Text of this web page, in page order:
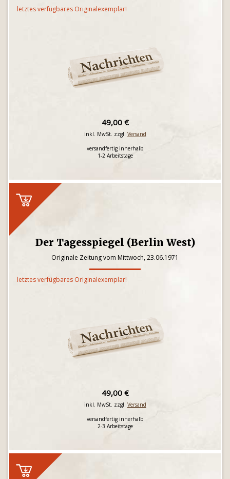
letztes verfügbares Originalexemplar!
49,00 €
inkl. MwSt. zzgl. Versand
versandfertig innerhalb
1-2 Arbeitstage
Der Tagesspiegel (Berlin West)
Originale Zeitung vom Mittwoch, 23.06.1971
letztes verfügbares Originalexemplar!
49,00 €
inkl. MwSt. zzgl. Versand
versandfertig innerhalb
2-3 Arbeitstage